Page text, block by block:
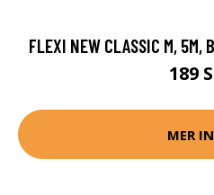
FLEXI NEW CLASSIC M, 5M,
189
MER